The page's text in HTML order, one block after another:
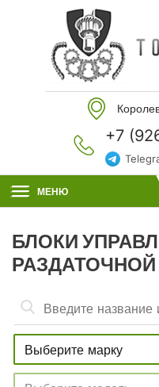
+7
МЕНЮ
БЛОКИ